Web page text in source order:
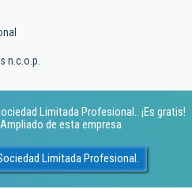
n.c.o.p.
Limitada Profesional.. ¡Es gratis!
de esta empresa
Limitada Profesional.